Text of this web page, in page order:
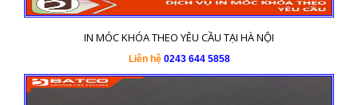
IN MÓC KHÓA THEO YÊU CẦU TẠI HÀ NỘI
Liên hệ 0243 644 5858